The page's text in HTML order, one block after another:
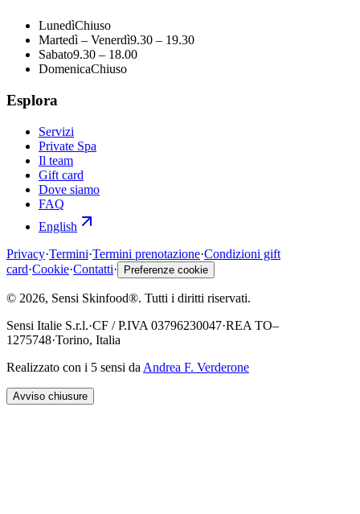
LunedìChiuso
Martedì – Venerdì9.30 – 19.30
Sabato9.30 – 18.00
DomenicaChiuso
Esplora
Servizi
Private Spa
Il team
Gift card
Dove siamo
FAQ
English
Privacy·Termini·Termini prenotazione·Condizioni gift
card·Cookie·Contatti· Preferenze cookie
© 2026, Sensi Skinfood®. Tutti i diritti riservati.
Sensi Italie S.r.l.·CF / P.IVA 03796230047·REA TO–
1275748·Torino, Italia
Realizzato con i 5 sensi da Andrea F. Verderone
Avviso chiusure